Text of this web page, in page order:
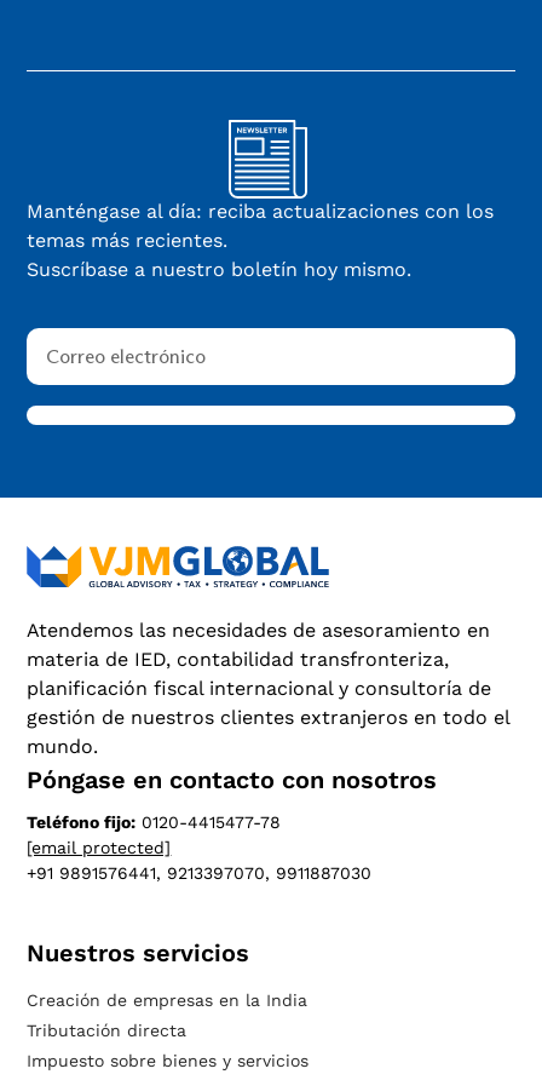
Manténgase al día: reciba actualizaciones con los
temas más recientes.
Suscríbase a nuestro boletín hoy mismo.
Atendemos las necesidades de asesoramiento en
materia de IED, contabilidad transfronteriza,
planificación fiscal internacional y consultoría de
gestión de nuestros clientes extranjeros en todo el
mundo.
Póngase en contacto con nosotros
Teléfono fijo: 0120-4415477-78
[email protected]
+91 9891576441, 9213397070, 9911887030
Nuestros servicios
Creación de empresas en la India
Tributación directa
Impuesto sobre bienes y servicios